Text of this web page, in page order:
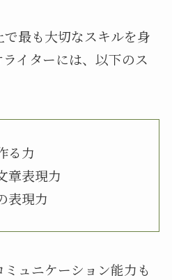
最も大切なスキルを身
イターには、以下のス
る力
章表現力
表現力
ュニケーション能力も